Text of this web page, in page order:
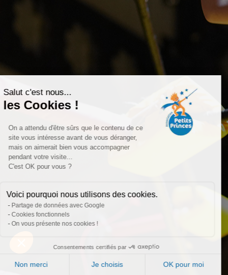
Salut c'est nous...
les Cookies !
On a attendu d'être sûrs que le contenu de ce
site vous intéresse avant de vous déranger,
mais on aimerait bien vous accompagner
pendant votre visite...
C'est OK pour vous ?
Voici pourquoi nous utilisons des cookies.
Partage de données avec Google
Cookies fonctionnels
On vous présente nos cookies !
Consentements certifiés par
Non merci Je choisis OK pour moi